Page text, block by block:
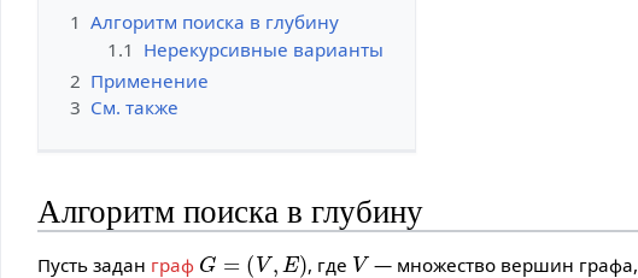
1 Алгоритм поиска в глубину
1.1 Нерекурсивные варианты
2 Применение
3 См. также
Алгоритм поиска в глубину
Пусть задан граф
,
, где — множество вершин графа,